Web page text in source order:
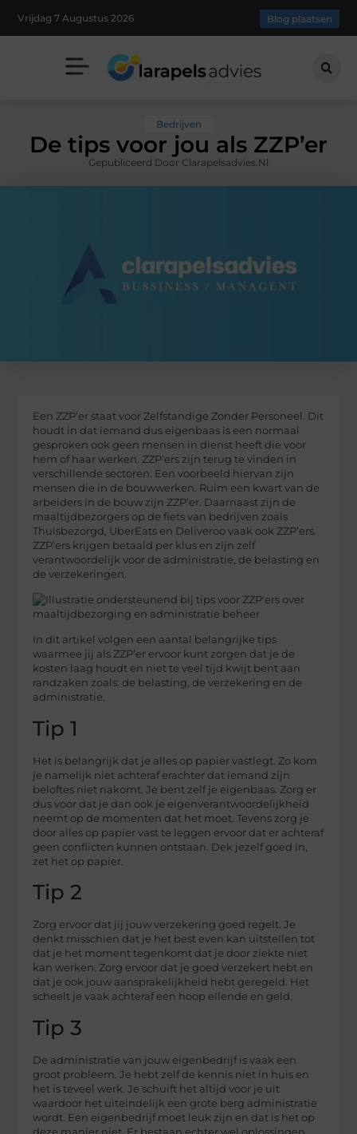
Vrijdag 7 Augustus 2026 Blog plaatsen
Bedrijven
De tips voor jou als ZZP’er
Gepubliceerd Door Clarapelsadvies.nl
Een ZZP’er staat voor Zelfstandige Zonder Personeel. Dit
houdt in dat iemand dus eigenbaas is een normaal
gesproken ook geen mensen in dienst heeft die voor
hem of haar werken. ZZP’ers zijn terug te vinden in
verschillende sectoren. Een voorbeeld hiervan zijn
mensen die in de bouwwerken. Ruim een kwart van de
arbeiders in de bouw zijn ZZP’er. Daarnaast zijn de
maaltijdbezorgers op de fiets van bedrijven zoals
Thuisbezorgd, UberEats en Deliveroo vaak ook ZZP’ers.
ZZP’ers krijgen betaald per klus en zijn zelf
verantwoordelijk voor de administratie, de belasting en
de verzekeringen.
In dit artikel volgen een aantal belangrijke tips
waarmee jij als ZZP’er ervoor kunt zorgen dat je de
kosten laag houdt en niet te veel tijd kwijt bent aan
randzaken zoals: de belasting, de verzekering en de
administratie.
Tip 1
Het is belangrijk dat je alles op papier vastlegt. Zo kom
je namelijk niet achteraf erachter dat iemand zijn
beloftes niet nakomt. Je bent zelf je eigenbaas. Zorg er
dus voor dat je dan ook je eigenverantwoordelijkheid
neemt op de momenten dat het moet. Tevens zorg je
door alles op papier vast te leggen ervoor dat er achteraf
geen conflicten kunnen ontstaan. Dek jezelf goed in,
zet het op papier.
Tip 2
Zorg ervoor dat jij jouw verzekering goed regelt. Je
denkt misschien dat je het best even kan uitstellen tot
dat je het moment tegenkomt dat je door ziekte niet
kan werken. Zorg ervoor dat je goed verzekert hebt en
dat je ook jouw aansprakelijkheid hebt geregeld. Het
scheelt je vaak achteraf een hoop ellende en geld.
Tip 3
De administratie van jouw eigenbedrijf is vaak een
groot probleem. Je hebt zelf de kennis niet in huis en
het is teveel werk. Je schuift het altijd voor je uit
waardoor het uiteindelijk een grote berg administratie
wordt. Een eigenbedrijf moet leuk zijn en dat is het op